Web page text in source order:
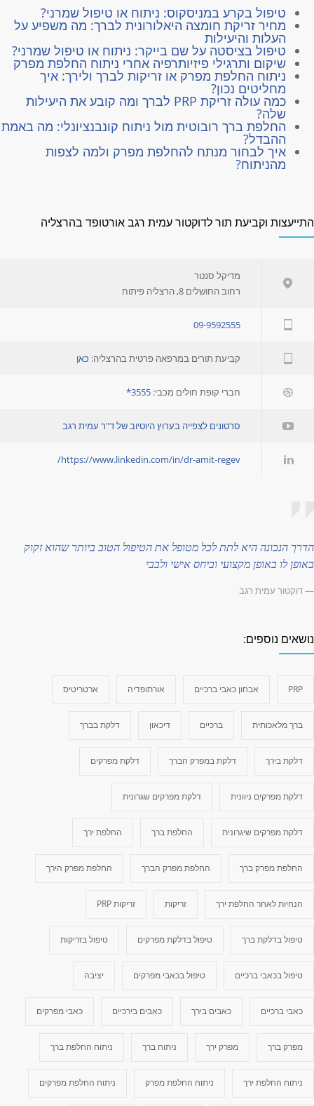
טיפול בקרע במניסקוס: ניתוח או טיפול שמרני?
מחיר זריקת חומצה היאלורונית לברך: מה משפיע על
העלות והיעילות
טיפול בציסטה על שם בייקר: ניתוח או טיפול שמרני?
שיקום ותרגילי פיזיותרפיה אחרי ניתוח החלפת מפרק
ניתוח החלפת מפרק או זריקות לברך ולירך: איך
מחליטים נכון?
כמה עולה זריקת PRP לברך ומה קובע את היעילות
שלה?
החלפת ברך רובוטית מול ניתוח קונבנציונלי: מה באמת
ההבדל?
איך לבחור מנתח להחלפת מפרק ולמה לצפות
מהניתוח?
התייעצות וקביעת תור לדוקטור עמית רגב אורטופד בהרצליה
מדיקל סנטר
רחוב החושלים 8, הרצליה פיתוח
09-9592555
קביעת תורים במרפאה פרטית בהרצליה: כאן
חברי קופת חולים מכבי: 3555*
סרטונים לצפייה בערוץ היוטיוב של ד"ר עמית רגב
https://www.linkedin.com/in/dr-amit-regev/
הדרך הנכונה היא לתת לכל מטופל את הטיפול הטוב ביותר שהוא זקוק
באופן לו באופן מקצועי וביחס אישי ולבבי
— דוקטור עמית רגב
נושאים נוספים:
PRP אבחון כאבי ברכיים אורתופדיה ארטריטיס
ברך מלאכותית ברכיים דיכאון דלקת בברך
דלקת בירך דלקת במפרק הברך דלקת מפרקים
דלקת מפרקים ניוונית דלקת מפרקים שגרונית
דלקת מפרקים שיגרונית החלפת ברך החלפת ירך
החלפת מפרק ברך החלפת מפרק הברך החלפת מפרק הירך
הנחיות לאחר החלפת ירך זריקות זריקות PRP
טיפול בדלקת ברך טיפול בדלקת מפרקים טיפול בזריקות
טיפול בכאבי ברכיים טיפול בכאבי מפרקים יציבה
כאבי ברכיים כאבים בירך כאבים בירכיים כאבי מפרקים
מפרק ברך מפרק ירך ניתוח ברך ניתוח החלפת ברך
ניתוח החלפת ירך ניתוח החלפת מפרק ניתוח החלפת מפרקים